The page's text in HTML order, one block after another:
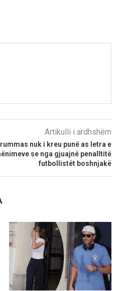
Artikulli i ardhshëm
nuk i kreu punë as letra e
se nga gjuajnë penalltitë
futbollistët boshnjakë